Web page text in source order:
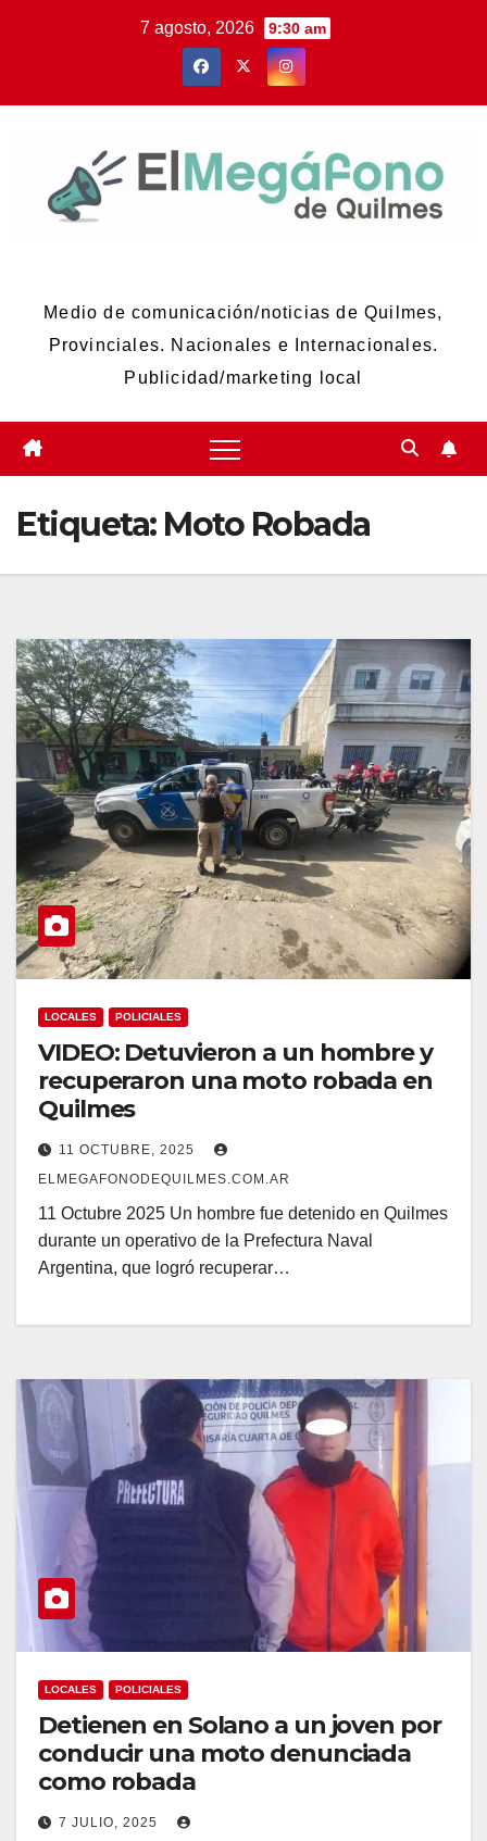
7 agosto, 2026 9:30 am
Medio de comunicación/noticias de Quilmes,
Provinciales. Nacionales e Internacionales.
Publicidad/marketing local
Etiqueta: Moto Robada
LOCALES POLICIALES
VIDEO: Detuvieron a un hombre y
recuperaron una moto robada en
Quilmes
11 OCTUBRE, 2025
ELMEGAFONODEQUILMES.COM.AR
11 Octubre 2025 Un hombre fue detenido en Quilmes
durante un operativo de la Prefectura Naval
Argentina, que logró recuperar…
LOCALES POLICIALES
Detienen en Solano a un joven por
conducir una moto denunciada
como robada
7 JULIO, 2025